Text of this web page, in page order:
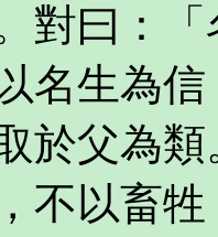
對曰：
名生為
於父為
不以畜